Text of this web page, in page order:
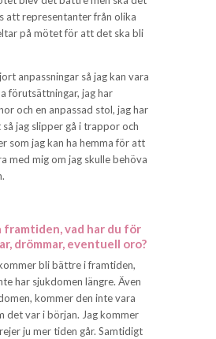
att representanter från olika
på mötet för att det ska bli
anpassningar så jag kan vara
förutsättningar, jag har
och en anpassad stol, jag har
jag slipper gå i trappor och
som jag kan ha hemma för att
med mig om jag skulle behöva
framtiden, vad har du för
drömmar, eventuell oro?
bli bättre i framtiden,
har sjukdomen längre. Även
kommer den inte vara
det var i början. Jag kommer
ju mer tiden går. Samtidigt